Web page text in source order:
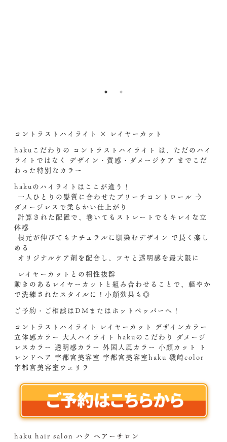
コントラストハイライト × レイヤーカット
hakuこだわりの コントラストハイライト は、ただのハイ
ライトではなく デザイン・質感・ダメージケア までこだ
わった特別なカラー
hakuのハイライトはここが違う！
️ 一人ひとりの髪質に合わせたブリーチコントロール →
ダメージレスで柔らかい仕上がり
️ 計算された配置で、巻いてもストレートでもキレイな立
体感
️ 根元が伸びてもナチュラルに馴染むデザイン で長く楽し
める
️ オリジナルケア剤を配合し、ツヤと透明感を最大限に
️ レイヤーカットとの相性抜群
動きのあるレイヤーカットと組み合わせることで、軽やか
で洗練されたスタイルに！小顔効果も◎
ご予約・ご相談はDMまたはホットペッパーへ！
コントラストハイライト レイヤーカット デザインカラー
立体感カラー 大人ハイライト hakuのこだわり ダメージ
レスカラー 透明感カラー 外国人風カラー 小顔カット ト
レンドヘア 宇都宮美容室 宇都宮美容室haku 磯崎color
宇都宮美容室ウェリラ
haku hair salon ハク ヘアーサロン